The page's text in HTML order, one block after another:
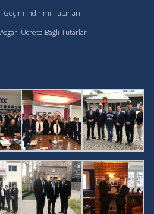
Geçim İndirimi Tutarları
Ücrete Bağlı Tutarlar